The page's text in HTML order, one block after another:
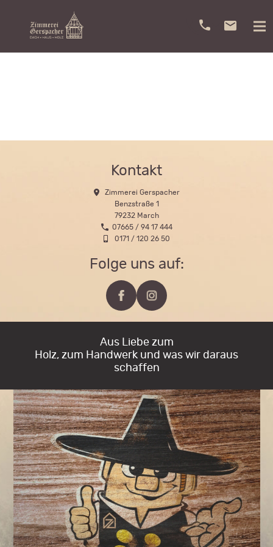
Kontakt
Zimmerei Gerspacher
Benzstraße 1
79232 March
07665 / 94 17 444
0171 / 120 26 50
Folge uns auf:
Aus Liebe zum
Holz, zum Handwerk und was wir daraus
schaffen